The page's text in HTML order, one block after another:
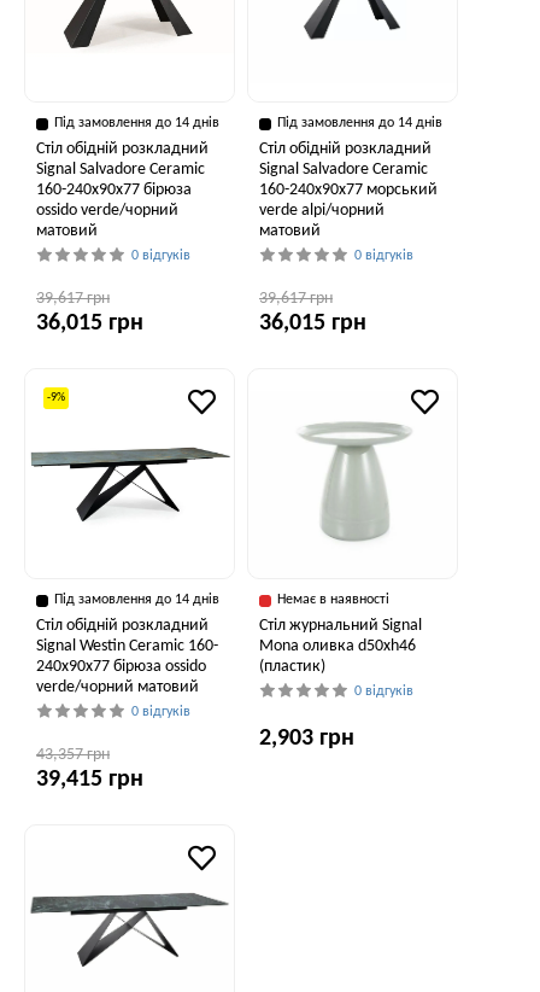
Під замовлення до 14 днів
Стіл обідній розкладний
Signal Salvadore Ceramic
160-240x90x77 бірюза
ossido verde/чорний
матовий
0 відгуків
39,617 грн
36,015 грн
Під замовлення до 14 днів
Стіл обідній розкладний
Signal Salvadore Ceramic
160-240x90x77 морський
verde alpi/чорний
матовий
0 відгуків
39,617 грн
36,015 грн
-9%
Під замовлення до 14 днів
Стіл обідній розкладний
Signal Westin Ceramic 160-
240x90x77 бірюза ossido
verde/чорний матовий
0 відгуків
43,357 грн
39,415 грн
Немає в наявності
Стіл журнальний Signal
Mona оливка d50хh46
(пластик)
0 відгуків
2,903 грн